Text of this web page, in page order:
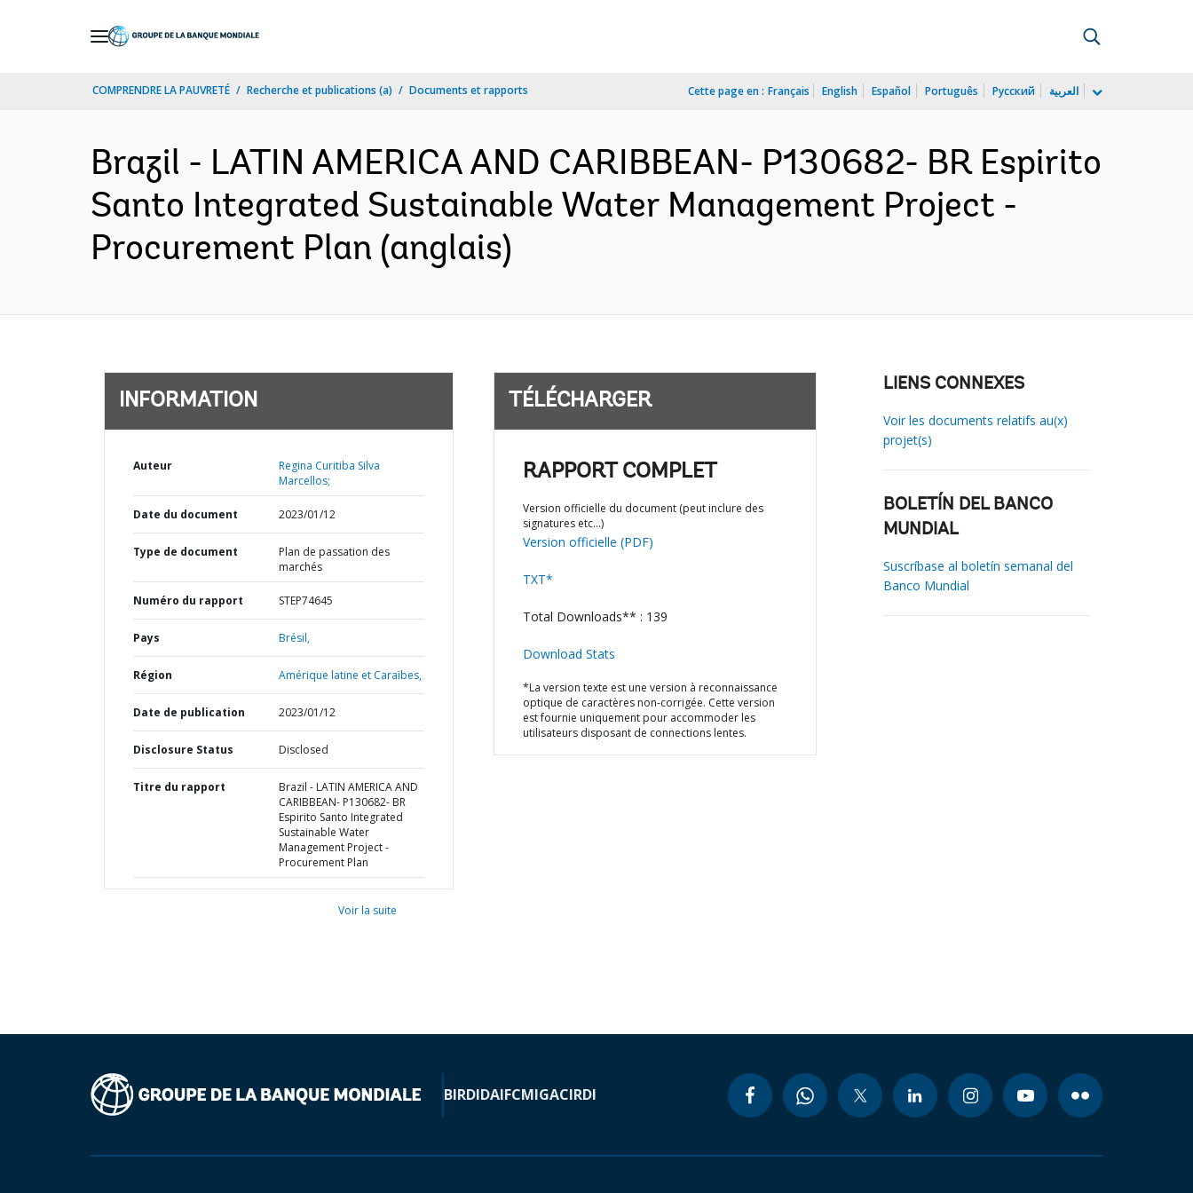
COMPRENDRE LA PAUVRETÉ Recherche et publications (a) Documents et rapports Cette page en : Français English Español Português Русский العربية
Brazil - LATIN AMERICA AND CARIBBEAN- P130682- BR Espirito
Santo Integrated Sustainable Water Management Project -
Procurement Plan (anglais)
INFORMATION
Auteur
Regina Curitiba Silva
Marcellos;
Date du document 2023/01/12
Type de document
Plan de passation des
marchés
Numéro du rapport STEP74645
Pays Brésil,
Région Amérique latine et Caraïbes,
Date de publication 2023/01/12
Disclosure Status Disclosed
Titre du rapport
Brazil - LATIN AMERICA AND
CARIBBEAN- P130682- BR
Espirito Santo Integrated
Sustainable Water
Management Project -
Procurement Plan
Voir la suite
TÉLÉCHARGER
RAPPORT COMPLET
Version officielle du document (peut inclure des
signatures etc…)
Version officielle (PDF)
TXT*
Total Downloads** : 139
Download Stats
*La version texte est une version à reconnaissance
optique de caractères non-corrigée. Cette version
est fournie uniquement pour accommoder les
utilisateurs disposant de connections lentes.
LIENS CONNEXES
Voir les documents relatifs au(x)
projet(s)
BOLETÍN DEL BANCO
MUNDIAL
Suscríbase al boletín semanal del
Banco Mundial
BIRDIDAIFCMIGACIRDI